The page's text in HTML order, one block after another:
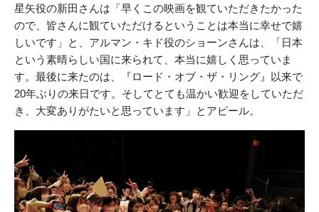
星矢役の新田さんは「早くこの映画を観ていただきたかった
ので、皆さんに観ていただけるということは本当に幸せで嬉
しいです」と、アルマン・キド役のショーンさんは、「日本
という素晴らしい国に来られて、本当に嬉しく思っていま
す。最後に来たのは、『ロード・オブ・ザ・リング』以来で
20年ぶりの来日です。そしてとても温かい歓迎をしていただ
き、大変ありがたいと思っています」とアピール。